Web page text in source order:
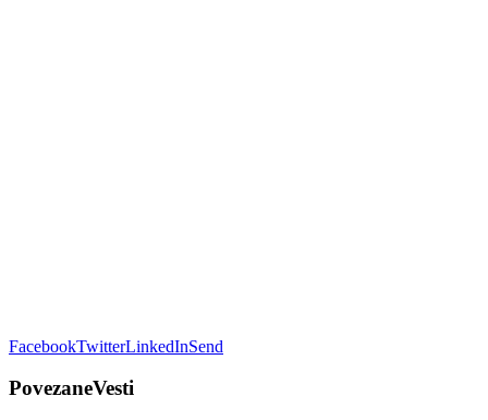
FacebookTwitterLinkedInSend
PovezaneVesti